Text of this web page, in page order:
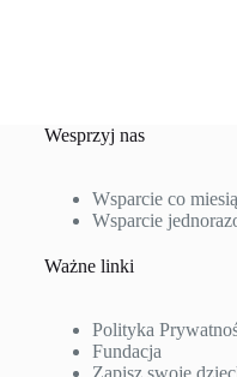
Wesprzyj nas
Wsparcie co
Wsparcie
Ważne linki
Polityka
Fundacja
Zapisz swoje